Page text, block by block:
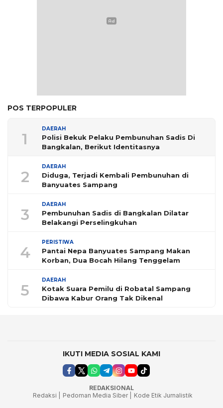
POS TERPOPULER
1
DAERAH
Polisi Bekuk Pelaku Pembunuhan Sadis Di
Bangkalan, Berikut Identitasnya
2
DAERAH
Diduga, Terjadi Kembali Pembunuhan di
Banyuates Sampang
3
DAERAH
Pembunuhan Sadis di Bangkalan Dilatar
Belakangi Perselingkuhan
4
PERISTIWA
Pantai Nepa Banyuates Sampang Makan
Korban, Dua Bocah Hilang Tenggelam
5
DAERAH
Kotak Suara Pemilu di Robatal Sampang
Dibawa Kabur Orang Tak Dikenal
IKUTI MEDIA SOSIAL KAMI
REDAKSIONAL
Redaksi |
Pedoman Media Siber |
Kode Etik Jurnalistik